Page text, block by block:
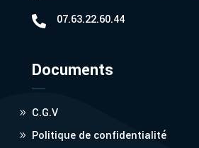
 07.63.22.60.44
Documents
C.G.V
Politique de confidentialité